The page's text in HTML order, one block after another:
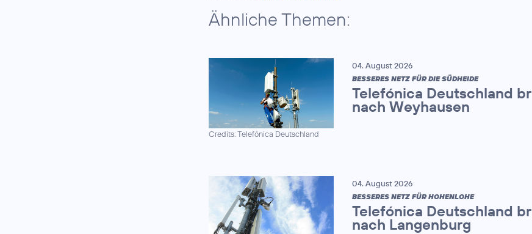
Ähnliche Themen:
Credits: Telefónica Deutschland
04. August 2026
BESSERES NETZ FÜR DIE SÜDHEIDE
Telefónica Deutschland
nach Weyhausen
04. August 2026
BESSERES NETZ FÜR HOHENLOHE
Telefónica Deutschland
nach Langenburg